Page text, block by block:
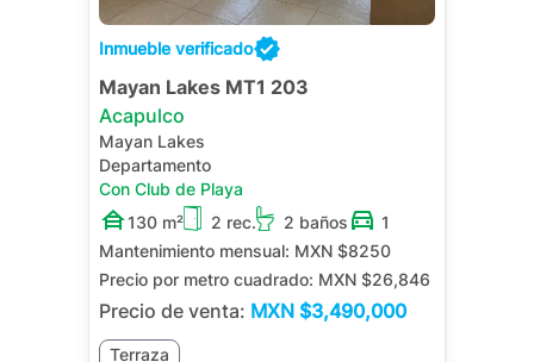
Inmueble verificado
Mayan Lakes MT1 203
Acapulco
Mayan Lakes
Departamento
Con Club de Playa
130 m²
2 rec. 2 baños
1
Mantenimiento mensual: MXN $8250
Precio por metro cuadrado: MXN $26,846
Precio de venta: MXN $3,490,000
Terraza